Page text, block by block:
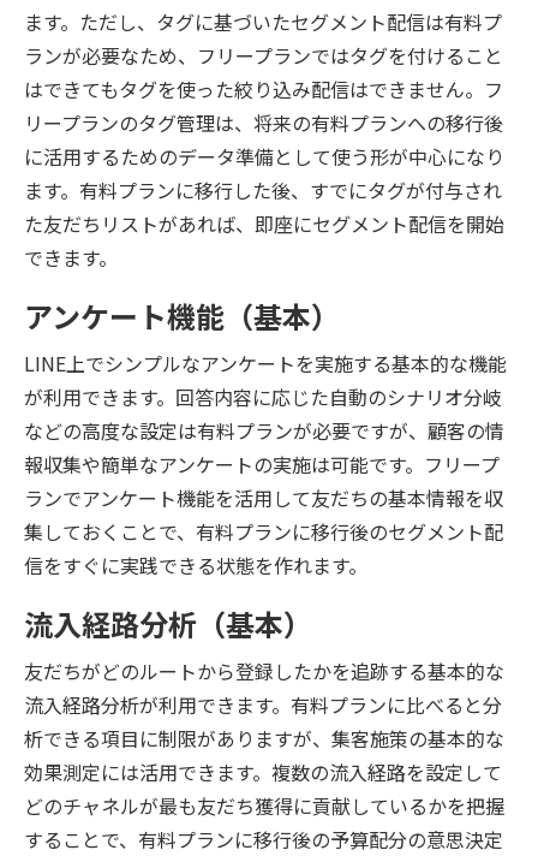
ます。ただし、タグに基づいたセグメント配信は有料プ
ランが必要なため、フリープランではタグを付けること
はできてもタグを使った絞り込み配信はできません。フ
リープランのタグ管理は、将来の有料プランへの移行後
に活用するためのデータ準備として使う形が中心になり
ます。有料プランに移行した後、すでにタグが付与され
た友だちリストがあれば、即座にセグメント配信を開始
できます。
アンケート機能（基本）
LINE上でシンプルなアンケートを実施する基本的な機能
が利用できます。回答内容に応じた自動のシナリオ分岐
などの高度な設定は有料プランが必要ですが、顧客の情
報収集や簡単なアンケートの実施は可能です。フリープ
ランでアンケート機能を活用して友だちの基本情報を収
集しておくことで、有料プランに移行後のセグメント配
信をすぐに実践できる状態を作れます。
流入経路分析（基本）
友だちがどのルートから登録したかを追跡する基本的な
流入経路分析が利用できます。有料プランに比べると分
析できる項目に制限がありますが、集客施策の基本的な
効果測定には活用できます。複数の流入経路を設定して
どのチャネルが最も友だち獲得に貢献しているかを把握
することで、有料プランに移行後の予算配分の意思決定